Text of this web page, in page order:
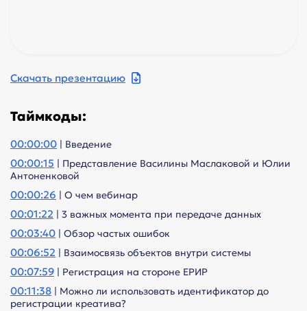
Скачать презентацию
Таймкоды:
00:00:00 | Введение
00:00:15 | Представление Василины Маслаковой и Юлии
Антоненковой
00:00:26 | О чем вебинар
00:01:22 | 3 важных момента при передаче данных
00:03:40 | Обзор частых ошибок
00:06:52 | Взаимосвязь объектов внутри системы
00:07:59 | Регистрация на стороне ЕРИР
00:11:38 | Можно ли использовать идентификатор до
регистрации креатива?